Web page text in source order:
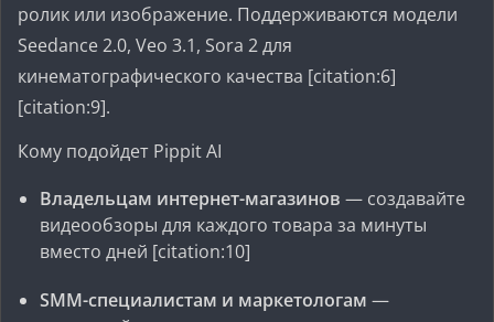
ролик или изображение. Поддерживаются модели
Seedance 2.0, Veo 3.1, Sora 2 для
кинематографического качества [citation:6]
[citation:9].
Кому подойдет Pippit AI
Владельцам интернет-магазинов — создавайте
видеообзоры для каждого товара за минуты
вместо дней [citation:10]
SMM-специалистам и маркетологам —